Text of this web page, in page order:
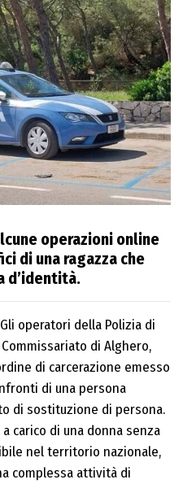
operazioni online
di una ragazza che
d’identità.
Gli operatori della Polizia di
di Alghero,
di carcerazione emesso
di una persona
di sostituzione di persona.
carico di una donna senza
nel territorio nazionale,
complessa attività di